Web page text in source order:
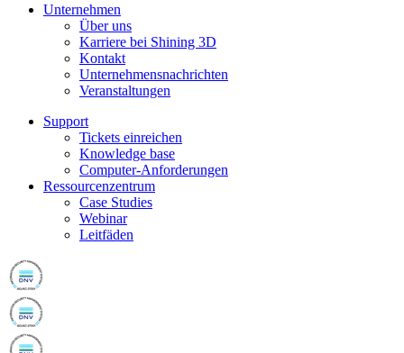
Unternehmen
Über uns
Karriere bei Shining 3D
Kontakt
Unternehmensnachrichten
Veranstaltungen
Support
Tickets einreichen
Knowledge base
Computer-Anforderungen
Ressourcenzentrum
Case Studies
Webinar
Leitfäden